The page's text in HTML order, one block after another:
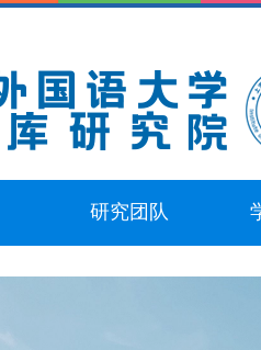
研究团队